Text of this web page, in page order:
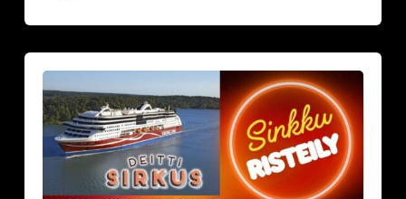
29.8.2026
Varaa
paikkasi
Sinkkuristeilylle